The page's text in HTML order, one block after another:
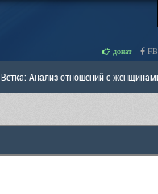
донат FB
Ветка: Анализ отношений с